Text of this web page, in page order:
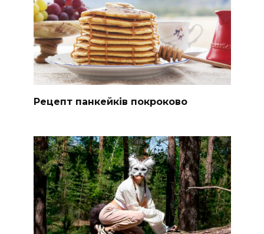
Рецепт панкейків покроково